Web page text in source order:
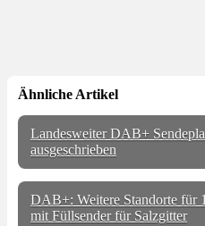
Ähnliche Artikel
Landesweiter DAB+
ausgeschrieben
DAB+: Weitere Standorte für
mit Füllsender für Salzgitter